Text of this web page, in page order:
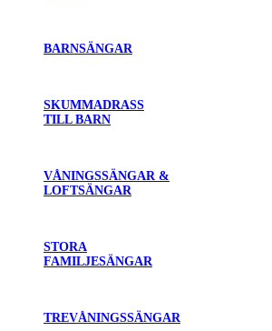
BARNSÄNGAR
SKUMMADRASS
TILL BARN
VÅNINGSSÄNGAR &
LOFTSÄNGAR
STORA
FAMILJESÄNGAR
TREVÅNINGSSÄNGAR